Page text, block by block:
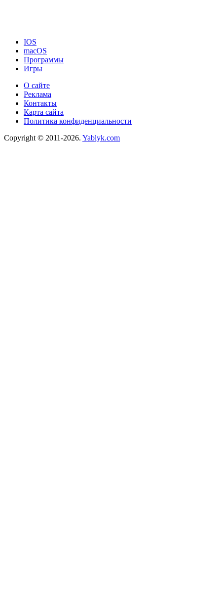
IOS
macOS
Программы
Игры
О сайте
Реклама
Контакты
Карта сайта
Политика конфиденциальности
Copyright © 2011-2026. Yablyk.сom